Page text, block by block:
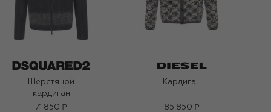
Шерстяной
кардиган
71 850 ₽
Кардиган
85 850 ₽